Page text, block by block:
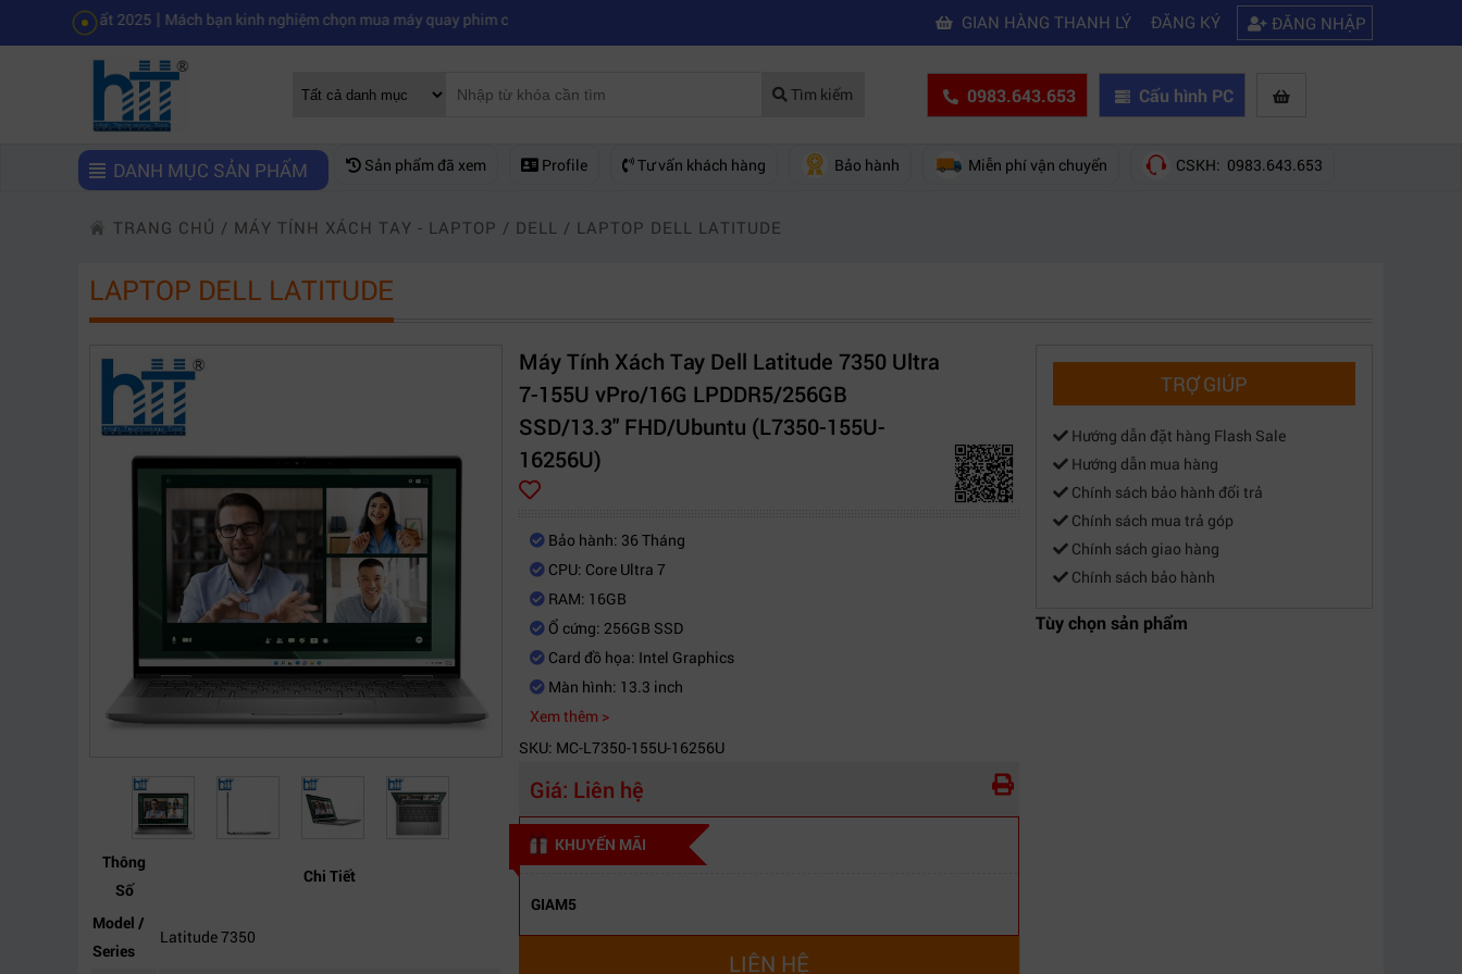
|Mách bạn kinh nghiệm chọn mua máy quay phim chuyên nghiệp Mách bạn 5 cách khắc phục laptop không kết nối được wifi|Kinh nghiệm chọn
GIAN HÀNG THANH LÝ ĐĂNG KÝ ĐĂNG NHẬP
Tìm kiếm 0983.643.653 Cấu hình PC
DANH MỤC SẢN PHẨM Sản phẩm đã xem Profile Tư vấn khách hàng Bảo hành Miễn phí vận chuyển CSKH: 0983.643.653
TRANG CHỦ / MÁY TÍNH XÁCH TAY - LAPTOP / DELL / LAPTOP DELL LATITUDE
LAPTOP DELL LATITUDE
Thông
Số
Chi Tiết
Model /
Series
Latitude 7350
Máy Tính Xách Tay Dell Latitude 7350 Ultra
7-155U vPro/16G LPDDR5/256GB
SSD/13.3" FHD/Ubuntu (L7350-155U-
16256U)
Bảo hành: 36 Tháng
CPU: Core Ultra 7
RAM: 16GB
Ổ cứng: 256GB SSD
Card đồ họa: Intel Graphics
Màn hình: 13.3 inch
Xem thêm >
SKU: MC-L7350-155U-16256U
Giá: Liên hệ
KHUYẾN MÃI
GIAM5
LIÊN HỆ
TRỢ GIÚP
Hướng dẫn đặt hàng Flash Sale
Hướng dẫn mua hàng
Chính sách bảo hành đổi trả
Chính sách mua trả góp
Chính sách giao hàng
Chính sách bảo hành
Tùy chọn sản phẩm